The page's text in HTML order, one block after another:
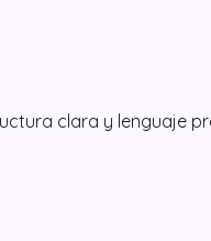
clara y lenguaje